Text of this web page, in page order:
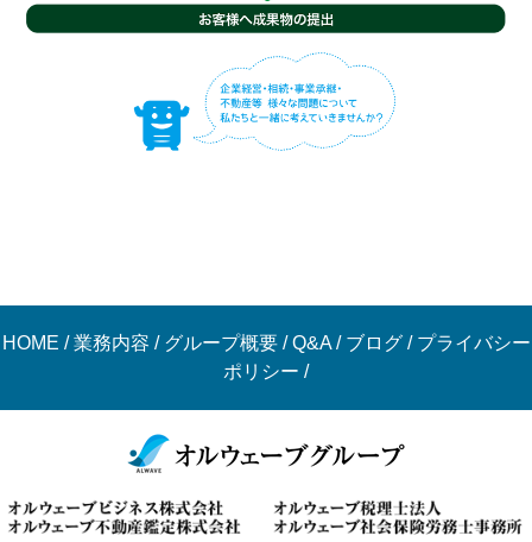
HOME /業務内容 / グループ概要/Q&A/ ブログ/ プライバシー
ポリシー /